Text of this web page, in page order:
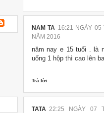
NAM TA 16:21 NGÀY 05
NĂM 2016
năm nay e 15 tuổi . là
uống 1 hộp thì cao lên
Trả lời
TATA 22:25 NGÀY 07